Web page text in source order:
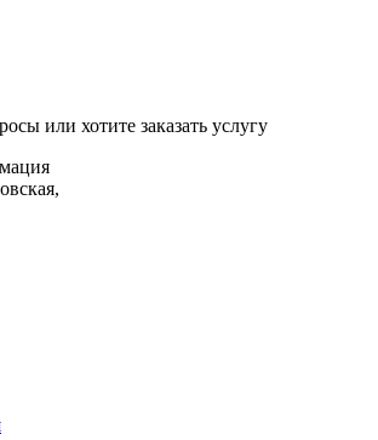
или хотите заказать услугу